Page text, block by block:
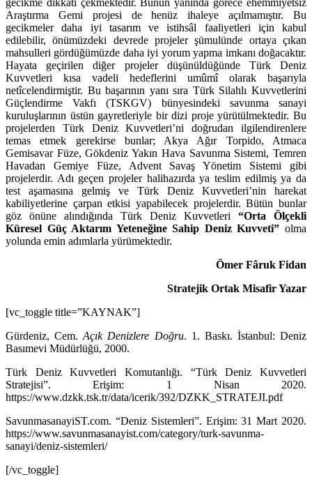
gecikme dikkati çekmektedir. Bunun yanında görece ehemmiyetsiz
Araştırma Gemi projesi de henüz ihaleye açılmamıştır. Bu
gecikmeler daha iyi tasarım ve istihsâl faaliyetleri için kabul
edilebilir, önümüzdeki devrede projeler şümulünde ortaya çıkan
mahsulleri gördüğümüzde daha iyi yorum yapma imkanı doğacaktır.
Hayata geçirilen diğer projeler düşünüldüğünde Türk Deniz
Kuvvetleri kısa vadeli hedeflerini umûmî olarak başarıyla
netîcelendirmiştir. Bu başarının yanı sıra Türk Silahlı Kuvvetlerini
Güçlendirme Vakfı (TSKGV) bünyesindeki savunma sanayi
kuruluşlarının üstün gayretleriyle bir dizi proje yürütülmektedir. Bu
projelerden Türk Deniz Kuvvetleri’ni doğrudan ilgilendirenlere
temas etmek gerekirse bunlar; Akya Ağır Torpido, Atmaca
Gemisavar Füze, Gökdeniz Yakın Hava Savunma Sistemi, Temren
Havadan Gemiye Füze, Advent Savaş Yönetim Sistemi gibi
projelerdir. Adı geçen projeler halihazırda ya teslim edilmiş ya da
test aşamasına gelmiş ve Türk Deniz Kuvvetleri’nin harekat
kabiliyetlerine çarpan etkisi yapabilecek projelerdir. Bütün bunlar
göz önüne alındığında Türk Deniz Kuvvetleri “Orta Ölçekli
Küresel Güç Aktarım Yeteneğine Sahip Deniz Kuvveti” olma
yolunda emin adımlarla yürümektedir.
Ömer Fâruk Fidan
Stratejik Ortak Misafir Yazar
[vc_toggle title=”KAYNAK”]
Gürdeniz, Cem.Açık Denizlere Doğru. 1. Baskı. İstanbul: Deniz
Basımevi Müdürlüğü, 2000.
Türk Deniz Kuvvetleri Komutanlığı. “Türk Deniz Kuvvetleri
Stratejisi”. Erişim: 1 Nisan 2020.
https://www.dzkk.tsk.tr/data/icerik/392/DZKK_STRATEJI.pdf
SavunmasanayiST.com. “Deniz Sistemleri”. Erişim: 31 Mart 2020.
https://www.savunmasanayist.com/category/turk-savunma-
sanayi/deniz-sistemleri/
[/vc_toggle]